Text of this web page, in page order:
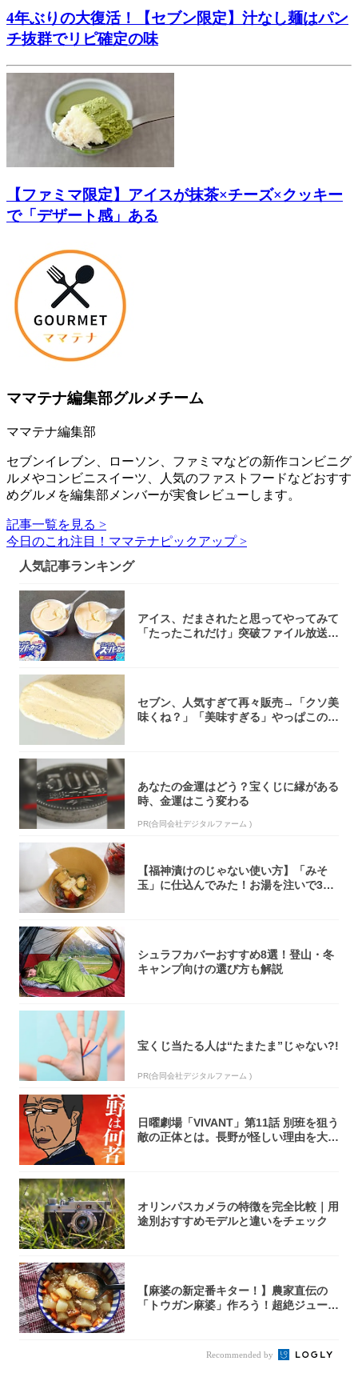
4年ぶりの大復活！【セブン限定】汁なし麺はパン
チ抜群でリピ確定の味
【ファミマ限定】アイスが抹茶×チーズ×クッキー
で「デザート感」ある
ママテナ編集部グルメチーム
ママテナ編集部
セブンイレブン、ローソン、ファミマなどの新作コンビニグ
ルメやコンビニスイーツ、人気のファストフードなどおすす
めグルメを編集部メンバーが実食レビューします。
記事一覧を見る >
今日のこれ注目！ママテナピックアップ >
人気記事ランキング
アイス、だまされたと思ってやってみて
「たったこれだけ」突破ファイル放送で
セブン、人気すぎて再々販売→「クソ美
味くね？」「美味すぎる」やっぱこのク
あなたの金運はどう？宝くじに縁がある
時、金運はこう変わる
PR(合同会社デジタルファーム )
【福神漬けのじゃない使い方】「みそ
玉」に仕込んでみた！お湯を注いで30
シュラフカバーおすすめ8選！登山・冬
キャンプ向けの選び方も解説
宝くじ当たる人は“たまたま”じゃない?!
PR(合同会社デジタルファーム )
日曜劇場「VIVANT」第11話 別班を狙う
敵の正体とは。長野が怪しい理由を大
オリンパスカメラの特徴を完全比較｜用
途別おすすめモデルと違いをチェック
【麻婆の新定番キター！】農家直伝の
「トウガン麻婆」作ろう！超絶ジューシ
Recommended by